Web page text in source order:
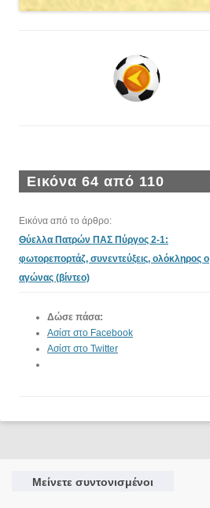
Εικόνα 64 από 110
Εικόνα από το άρθρο:
Θύελλα Πατρών ΠΑΣ Πύργος 2-1:
φωτορεπορτάζ, συνεντεύξεις, ολόκληρος ο
αγώνας (βίντεο)
Δώσε πάσα:
Ασίστ στο Facebook
Ασίστ στο Twitter
Μείνετε συντονισμένοι